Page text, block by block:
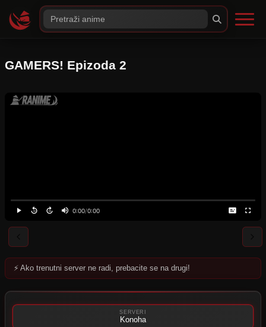
GAMERS! Epizoda 2
0:00/0:00
Server nije dostupan
Pokušajte neki drugi server.
⚡ Ako trenutni server ne radi, prebacite se na drugi!
SERVERI
Konoha